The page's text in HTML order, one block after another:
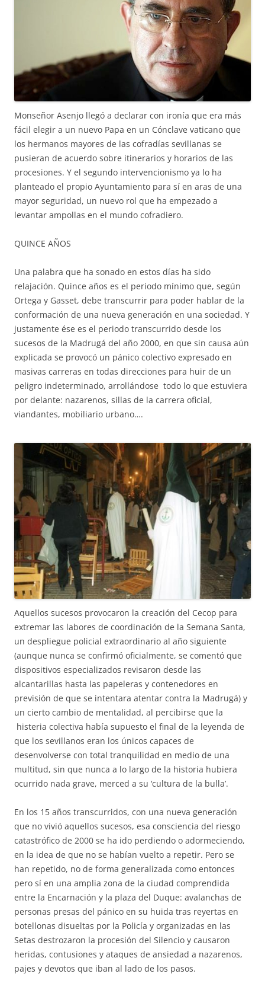
Monseñor Asenjo llegó a declarar con ironía que era más
fácil elegir a un nuevo Papa en un Cónclave vaticano que
los hermanos mayores de las cofradías sevillanas se
pusieran de acuerdo sobre itinerarios y horarios de las
procesiones. Y el segundo intervencionismo ya lo ha
planteado el propio Ayuntamiento para sí en aras de una
mayor seguridad, un nuevo rol que ha empezado a
levantar ampollas en el mundo cofradiero.
QUINCE AÑOS
Una palabra que ha sonado en estos días ha sido
relajación. Quince años es el periodo mínimo que, según
Ortega y Gasset, debe transcurrir para poder hablar de la
conformación de una nueva generación en una sociedad. Y
justamente ése es el periodo transcurrido desde los
sucesos de la Madrugá del año 2000, en que sin causa aún
explicada se provocó un pánico colectivo expresado en
masivas carreras en todas direcciones para huir de un
peligro indeterminado, arrollándose todo lo que estuviera
por delante: nazarenos, sillas de la carrera oficial,
viandantes, mobiliario urbano….
Aquellos sucesos provocaron la creación del Cecop para
extremar las labores de coordinación de la Semana Santa,
un despliegue policial extraordinario al año siguiente
(aunque nunca se confirmó oficialmente, se comentó que
dispositivos especializados revisaron desde las
alcantarillas hasta las papeleras y contenedores en
previsión de que se intentara atentar contra la Madrugá) y
un cierto cambio de mentalidad, al percibirse que la
histeria colectiva había supuesto el final de la leyenda de
que los sevillanos eran los únicos capaces de
desenvolverse con total tranquilidad en medio de una
multitud, sin que nunca a lo largo de la historia hubiera
ocurrido nada grave, merced a su ‘cultura de la bulla’.
En los 15 años transcurridos, con una nueva generación
que no vivió aquellos sucesos, esa consciencia del riesgo
catastrófico de 2000 se ha ido perdiendo o adormeciendo,
en la idea de que no se habían vuelto a repetir. Pero se
han repetido, no de forma generalizada como entonces
pero sí en una amplia zona de la ciudad comprendida
entre la Encarnación y la plaza del Duque: avalanchas de
personas presas del pánico en su huida tras reyertas en
botellonas disueltas por la Policía y organizadas en las
Setas destrozaron la procesión del Silencio y causaron
heridas, contusiones y ataques de ansiedad a nazarenos,
pajes y devotos que iban al lado de los pasos.